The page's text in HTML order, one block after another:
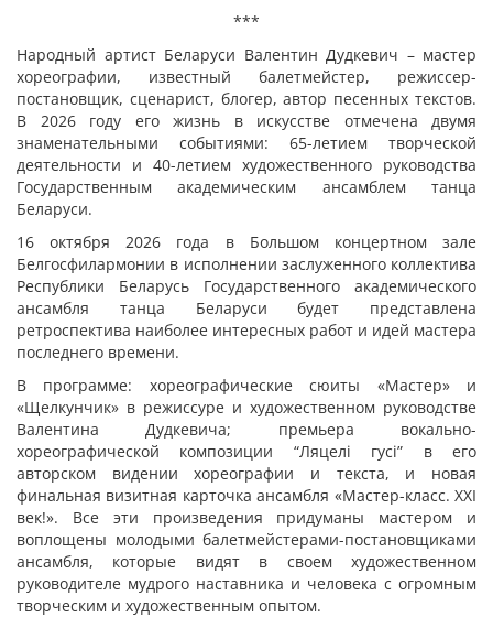
***
Народный артист Беларуси Валентин Дудкевич – мастер
хореографии, известный балетмейстер, режиссер-
постановщик, сценарист, блогер, автор песенных текстов.
В 2026 году его жизнь в искусстве отмечена двумя
знаменательными событиями: 65-летием творческой
деятельности и 40-летием художественного руководства
Государственным академическим ансамблем танца
Беларуси.
16 октября 2026 года в Большом концертном зале
Белгосфилармонии в исполнении заслуженного коллектива
Республики Беларусь Государственного академического
ансамбля танца Беларуси будет представлена
ретроспектива наиболее интересных работ и идей мастера
последнего времени.
В программе: хореографические сюиты «Мастер» и
«Щелкунчик» в режиссуре и художественном руководстве
Валентина Дудкевича; премьера вокально-
хореографической композиции “Ляцелі гусі” в его
авторском видении хореографии и текста, и новая
финальная визитная карточка ансамбля «Мастер-класс. ХХI
век!». Все эти произведения придуманы мастером и
воплощены молодыми балетмейстерами-постановщиками
ансамбля, которые видят в своем художественном
руководителе мудрого наставника и человека с огромным
творческим и художественным опытом.